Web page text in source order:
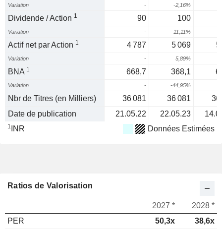
Variation - -2,16%
Dividende / Action 1 90 100
Variation - 11,11%
Actif net par Action 1 4 787 5 069 5
Variation - 5,89%
BNA 1 668,7 368,1
Variation - -44,95%
Nbr de Titres (en Milliers) 36 081 36 081
36
Date de publication
21.05.22 22.05.23
1 INR Données Estimées
Ratios de Valorisation
2027 *
2028 *
PER
50,3x 38,6x